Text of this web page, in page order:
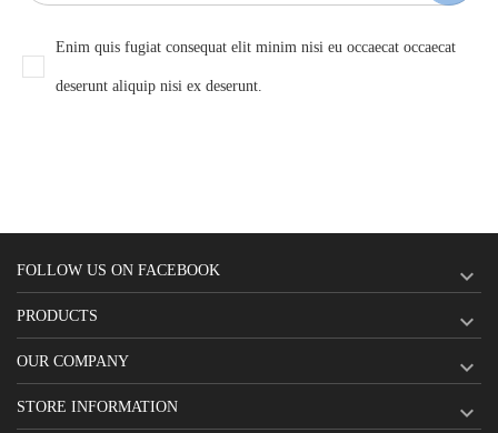
Enim quis fugiat consequat elit minim nisi eu occaecat occaecat
deserunt aliquip nisi ex deserunt.
FOLLOW US ON FACEBOOK 
PRODUCTS 
OUR COMPANY 
STORE INFORMATION 